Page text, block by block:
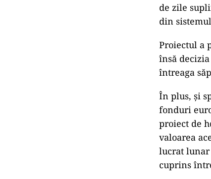
de zile
din
Proiectul a
însă
întreaga
În plus, și
fonduri
proiect de
valoarea
lucrat lunar
cuprins